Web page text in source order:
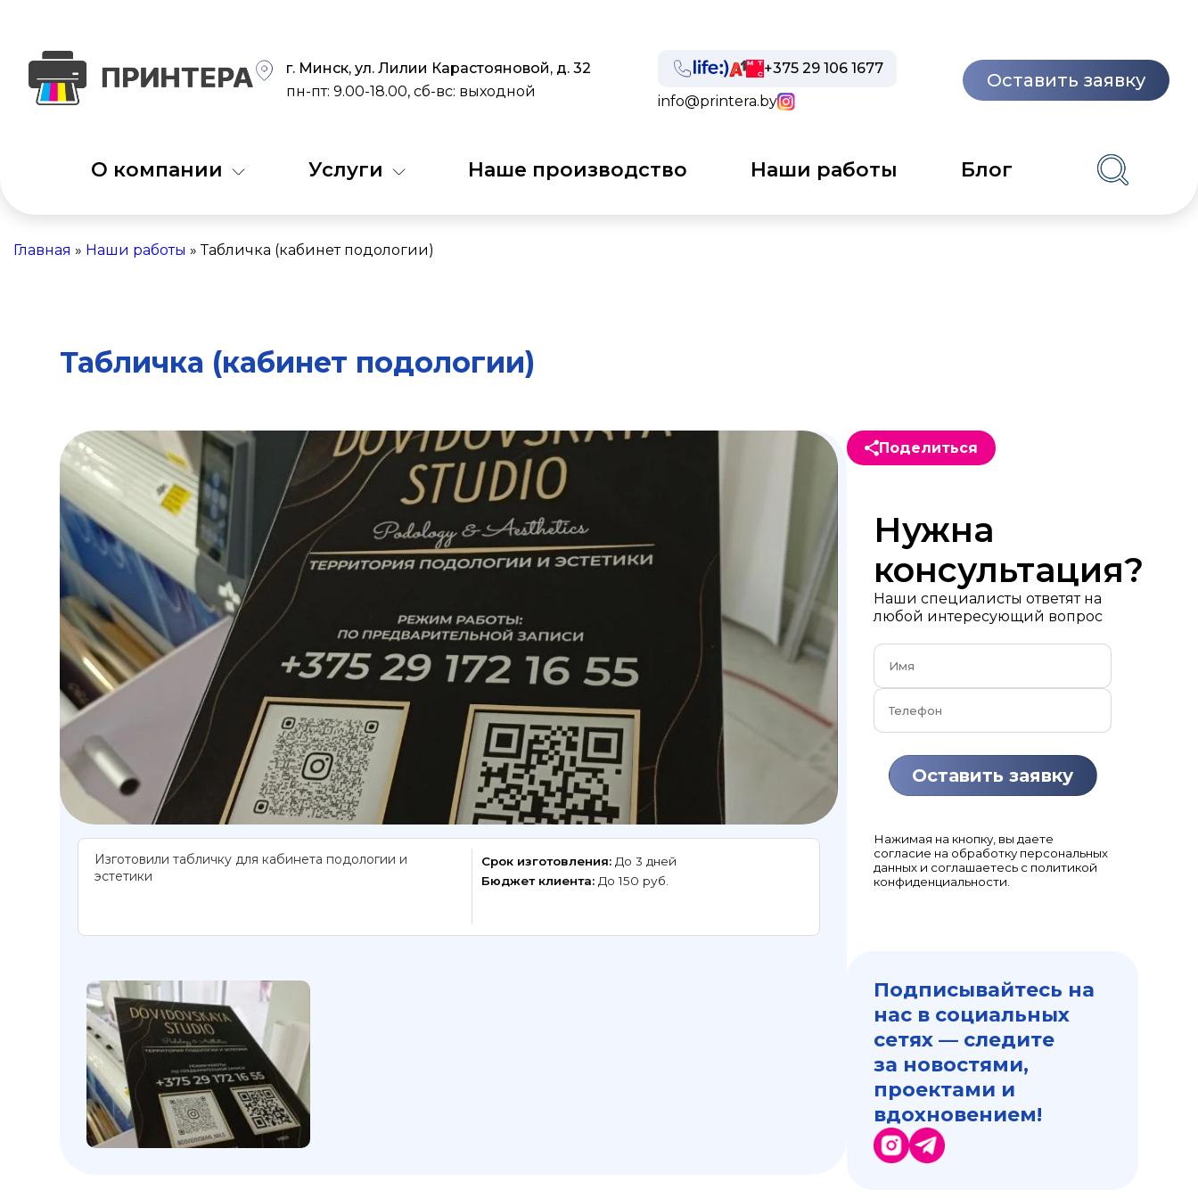
г. Минск, ул. Лилии Карастояновой, д. 32
пн-пт: 9.00-18.00, сб-вс: выходной
+375 29 106 1677
info@printera.by
Оставить заявку
О компании Услуги Наше производство Наши работы Блог
Главная » Наши работы »Табличка (кабинет подологии)
Табличка (кабинет подологии)
Изготовили табличку для кабинета подологии и
эстетики
Срок изготовления:До 3 дней
Бюджет клиента:До 150 руб.
Поделиться
Нужна
консультация?
Наши специалисты ответят на
любой интересующий вопрос
Нажимая на кнопку, вы даете
согласие на обработку персональных
данных и соглашаетесь с политикой
конфиденциальности.
Подписывайтесь на
нас в социальных
сетях — следите
за новостями,
проектами и
вдохновением!